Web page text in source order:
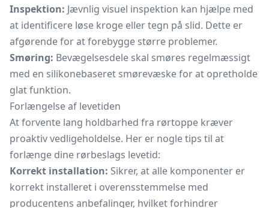
Inspektion: Jævnlig visuel inspektion kan hjælpe med
at identificere løse kroge eller tegn på slid. Dette er
afgørende for at forebygge større problemer.
Smøring: Bevægelsesdele skal smøres regelmæssigt
med en silikonebaseret smørevæske for at opretholde
glat funktion.
Forlængelse af levetiden
At forvente lang holdbarhed fra rørtoppe kræver
proaktiv vedligeholdelse. Her er nogle tips til at
forlænge dine rørbeslags levetid:
Korrekt installation: Sikrer, at alle komponenter er
korrekt installeret i overensstemmelse med
producentens anbefalinger, hvilket forhindrer